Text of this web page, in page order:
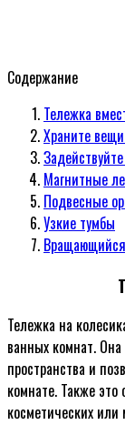
Содержание
Тележка
Храните
Магнитные
Подвесные
Узкие тумбы
Тележка на
ванных комнат. Она
пространства и
комнате. Также
косметических